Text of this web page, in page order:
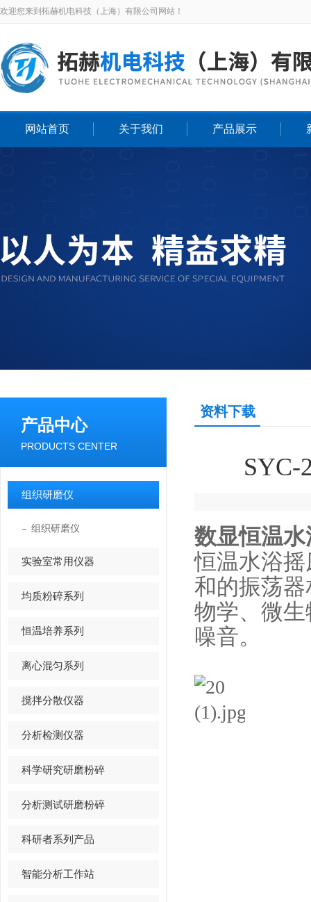
欢迎您来到拓赫机电科技（上海）有限公司网站！
网站首页 关于我们 产品展示
产品中心
PRODUCTS CENTER
组织研磨仪
组织研磨仪
实验室常用仪器
均质粉碎系列
恒温培养系列
离心混匀系列
搅拌分散仪器
分析检测仪器
科学研究研磨粉碎
分析测试研磨粉碎
科研者系列产品
智能分析工作站
资料下载
SYC-
数显恒温
恒温水浴
和的振荡
物学、微
噪音。